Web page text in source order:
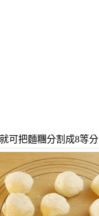
可把麵糰分割成8等分